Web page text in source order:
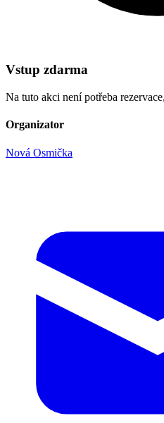
Vstup zdarma
Na tuto akci není potřeba
Organizator
Nová Osmička